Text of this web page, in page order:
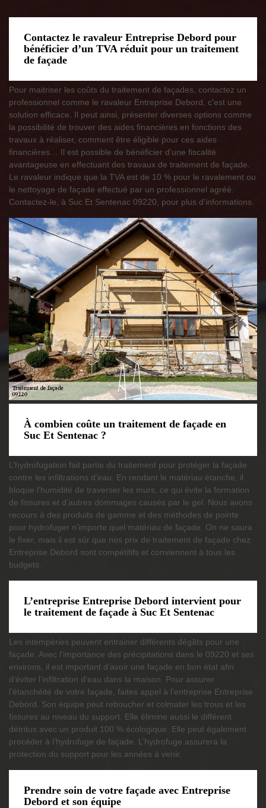
Contactez le ravaleur Entreprise Debord pour
bénéficier d’un TVA réduit pour un traitement
de façade
Pour maitriser les coûts du traitement de façades, contactez un
professionnel comme le ravaleur Entreprise Debord, c'est une
solution efficace. Il peut ainsi, présenter diverses options comme
la possibilité de trouver des aides financières en fonctions des
travaux à réaliser, comment être éligible pour ces aides
financières… Il est possible de bénéficier d’une fiscalité
avantageuse en effectuant des travaux de traitement de façade.
Le ravaleur indique que la TVA est de 10 % pour le ravalement ou
le nettoyage de façade effectué par un professionnel agréé.
Contactez-le, à Suc Et Sentenac 09220, pour plus d’informations.
À combien coûte un traitement de façade en
Suc Et Sentenac ?
L’hydrofugation fait partie du traitement pour protéger la façade
contre les infiltrations d’eau. En rendant le matériau étanche, il
bloque l’humidité de traverser les murs, ce qui évite la formation
de fissures et d’autres dommages causés par le gel. Nous avons
recours à des produits de gamme et des méthodes de pointe
pour hydrofuger n’importe quel matériau de façade. On ne saura
le fixer, mais il est sûr que nos prix de traitement de façade chez
Entreprise Debord sont compétitifs et conviennent à tous les
budgets.
L’entreprise Entreprise Debord intervient pour
le traitement de façade à Suc Et Sentenac
Les intempéries peuvent entrainer différents dégâts pour une
façade. Avec l’importance des précipitations dans le 09220 et ses
environs, il est important d’avoir une façade en bon état afin
d’éviter l’infiltration d’eau dans la maison. Pour assurer
l’étanchéité de votre façade, faites appel à l’entreprise Entreprise
Debord. Son équipe peut reboucher et colmater les trous et les
fissures au niveau du support. Elle élimine aussi le différent
détritus avec un produit 100 % écologique. Elle peut également
procéder à l’hydrofuge de façade. L’hydrofuge assurera la
protection du support pour les années à venir.
Prendre soin de votre façade avec Entreprise
Debord et son équipe